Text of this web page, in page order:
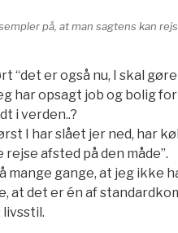
på, at man sagtens kan
“det er også nu, I skal
har opsagt job og bolig
i verden..?
I har slået jer ned, har
afsted på den måde”.
mange gange, at jeg ikke
at det er én af